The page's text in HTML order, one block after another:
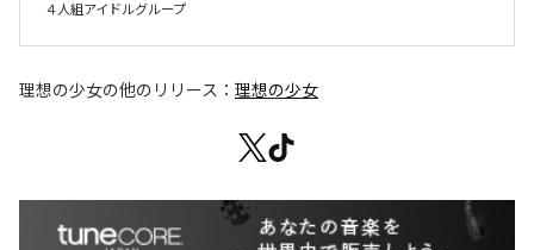
４人組アイドルグループ
理想の少女の他のリリース： 理想の少女